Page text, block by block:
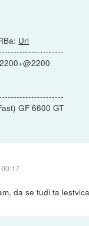
Url
GF 6600 GT
da se tudi ta